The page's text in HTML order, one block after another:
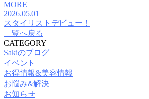
MORE
2026.05.01
スタイリストデビュー！
一覧へ戻る
CATEGORY
Sakiのブログ
イベント
お得情報&美容情報
お悩み&解決
お知らせ